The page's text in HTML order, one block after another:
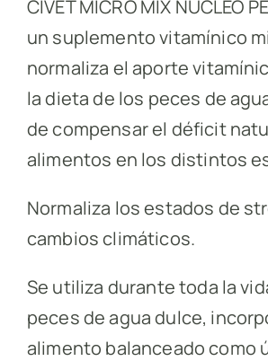
CIVET MICRO MIX NUCLEO
un suplemento vitamínico
normaliza el aporte
la dieta de los peces de
de compensar el déficit
alimentos en los distintos
Normaliza los estados de
cambios climáticos.
Se utiliza durante toda la
peces de agua dulce,
alimento balanceado como